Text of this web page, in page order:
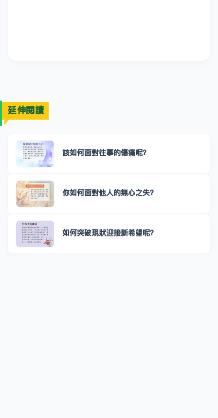
延伸閱讀
該如何面對往事的傷痛呢？
你如何面對他人的無心之失？
如何突破現狀迎接新希望呢？